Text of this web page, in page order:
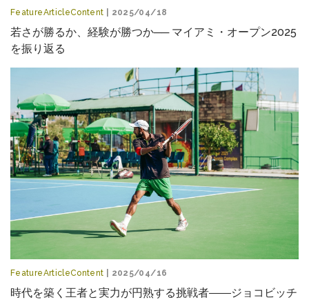
FeatureArticleContent | 2025/04/18
若さが勝るか、経験が勝つか── マイアミ・オープン2025
を振り返る
FeatureArticleContent | 2025/04/16
時代を築く王者と実力が円熟する挑戦者――ジョコビッチ